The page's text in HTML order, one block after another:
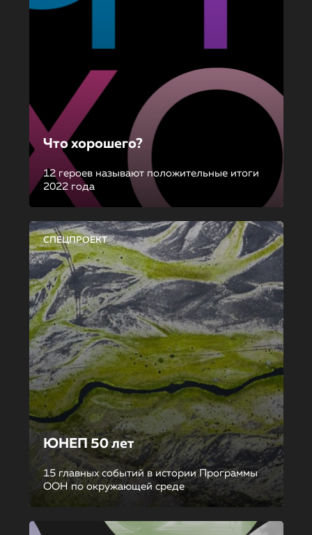
Что хорошего?
12 героев называют положительные итоги
2022 года
СПЕЦПРОЕКТ
ЮНЕП 50 лет
15 главных событий в истории Программы
ООН по окружающей среде